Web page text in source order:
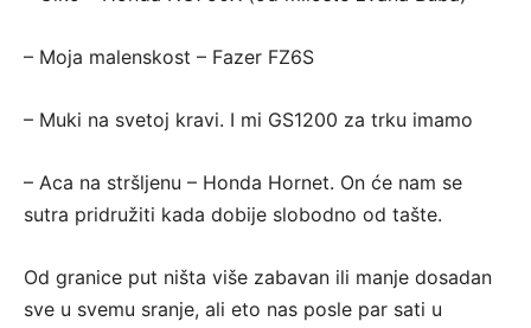
– Moja malenskost – Fazer FZ6S
– Muki na svetoj kravi. I mi GS1200 za trku imamo
– Aca na stršljenu – Honda Hornet. On će nam se
sutra pridružiti kada dobije slobodno od tašte.
Od granice put ništa više zabavan ili manje dosadan
sve u svemu sranje, ali eto nas posle par sati u